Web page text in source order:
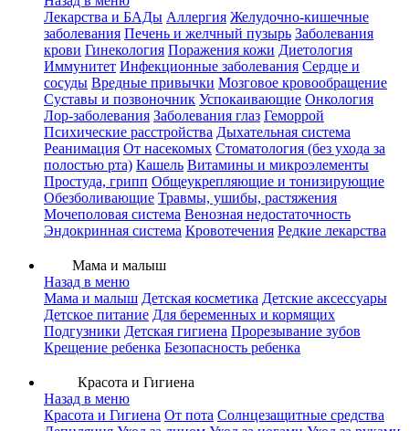
Лекарства и БАДы Аллергия Желудочно-кишечные
заболевания Печень и желчный пузырь Заболевания
крови Гинекология Поражения кожи Диетология
Иммунитет Инфекционные заболевания Сердце и
сосуды Вредные привычки Мозговое кровообращение
Суставы и позвоночник Успокаивающие Онкология
Лор-заболевания Заболевания глаз Геморрой
Психические расстройства Дыхательная система
Реанимация От насекомых Стоматология (без ухода за
полостью рта) Кашель Витамины и микроэлементы
Простуда, грипп Общеукрепляющие и тонизирующие
Обезболивающие Травмы, ушибы, растяжения
Мочеполовая система Венозная недостаточность
Эндокринная система Кровотечения Редкие лекарства
Мама и малыш
Назад в меню
Мама и малыш Детская косметика Детские аксессуары
Детское питание Для беременных и кормящих
Подгузники Детская гигиена Прорезывание зубов
Крещение ребенка Безопасность ребенка
Красота и Гигиена
Назад в меню
Красота и Гигиена От пота Солнцезащитные средства